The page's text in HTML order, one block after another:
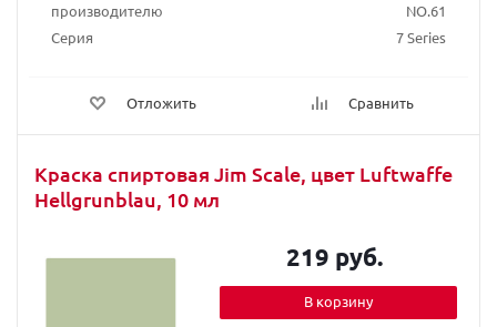
производителю
NO.61
Серия
7 Series
Отложить Сравнить
Краска спиртовая Jim Scale, цвет Luftwaffe
Hellgrunblau, 10 мл
219 руб.
В корзину